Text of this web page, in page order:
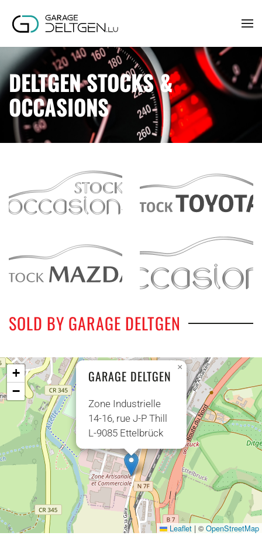
Accéder au contenu principal
DELTGEN STOCKS &
OCCASIONS
SOLD BY GARAGE DELTGEN
GARAGE DELTGEN
Zone Industrielle
14-16, rue J-P Thill
L-9085 Ettelbrück
×
+
−
Leaflet | © OpenStreetMap